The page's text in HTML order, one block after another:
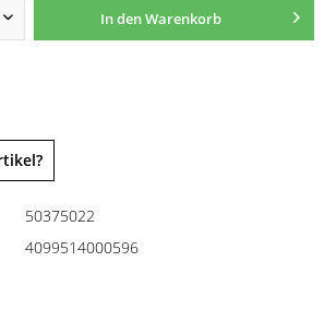
In denWarenkorb
50375022
4099514000596